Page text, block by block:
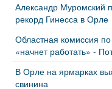
Александр Муромский
рекорд Гинесса в Орле
Областная комиссия
«начнет работать» -
В Орле на ярмарках
свинина